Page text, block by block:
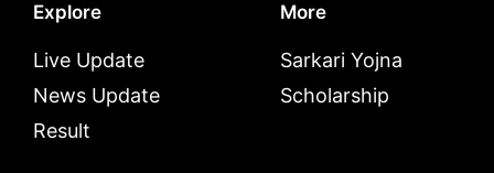
Explore
Live Update
News Update
Result
More
Sarkari Yojna
Scholarship